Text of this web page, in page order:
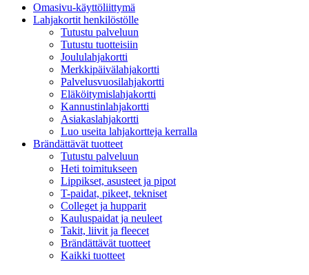
Omasivu-käyttöliittymä
Lahjakortit henkilöstölle
Tutustu palveluun
Tutustu tuotteisiin
Joululahjakortti
Merkkipäivälahjakortti
Palvelusvuosilahjakortti
Eläköitymislahjakortti
Kannustinlahjakortti
Asiakaslahjakortti
Luo useita lahjakortteja kerralla
Brändättävät tuotteet
Tutustu palveluun
Heti toimitukseen
Lippikset, asusteet ja pipot
T-paidat, pikeet, tekniset
Colleget ja hupparit
Kauluspaidat ja neuleet
Takit, liivit ja fleecet
Brändättävät tuotteet
Kaikki tuotteet